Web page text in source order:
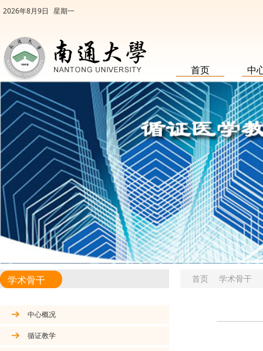
2026年8月9日 星期一
首页 中
学术骨干
中心概况
循证教学
首页 学术骨干